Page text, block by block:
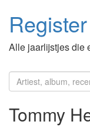
Alle jaarlijstjes die
Tommy